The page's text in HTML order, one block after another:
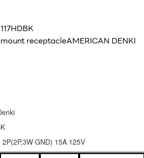
receptacleAMERICAN DENKI
GND) 15A 125V